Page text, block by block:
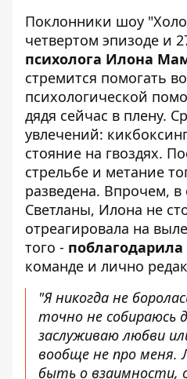
Поклонники шоу
четвертом эпизоде ​​и
психолога Илона
стремится помогать
психологической
дядя сейчас в плену.
увлечений:
стояние на гвоздях.
стрельбе и метание
разведена. Впрочем, в
Светланы, Илона не
отреагировала на
того -
команде и лично
"Я никогда не
точно не собираюсь
заслуживаю любви
вообще не про меня.
быть о взаимности,